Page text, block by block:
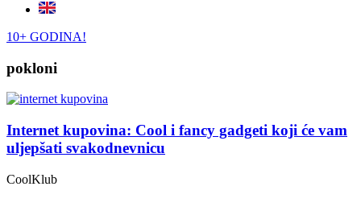
10+ GODINA!
pokloni
Internet kupovina: Cool i fancy gadgeti koji će vam
uljepšati svakodnevnicu
CoolKlub